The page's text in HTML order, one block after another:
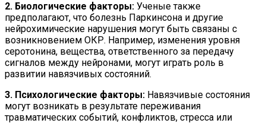
2. Биологические факторы: Ученые также
предполагают, что болезнь Паркинсона и другие
нейрохимические нарушения могут быть связаны с
возникновением ОКР. Например, изменения уровня
серотонина, вещества, ответственного за передачу
сигналов между нейронами, могут играть роль в
развитии навязчивых состояний.
3. Психологические факторы: Навязчивые состояния
могут возникать в результате переживания
травматических событий, конфликтов, стресса или